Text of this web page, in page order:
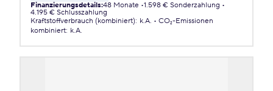
Finanzierungsdetails:48 Monate 1.598 € Sonderzahlung
4.195 € Schlusszahlung
Kraftstoffverbrauch (kombiniert): k.A.
CO₂-Emissionen
kombiniert: k.A.